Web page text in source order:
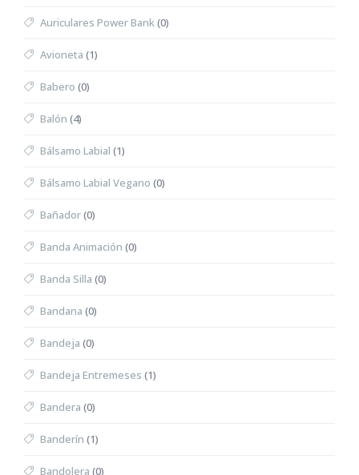
Auriculares Power Bank(0)
Avioneta (1)
Babero (0)
Balón (4)
Bálsamo Labial (1)
Bálsamo Labial Vegano (0)
Bañador(0)
Banda Animación (0)
Banda Silla (0)
Bandana (0)
Bandeja (0)
Bandeja Entremeses (1)
Bandera (0)
Banderín (1)
Bandolera (0)